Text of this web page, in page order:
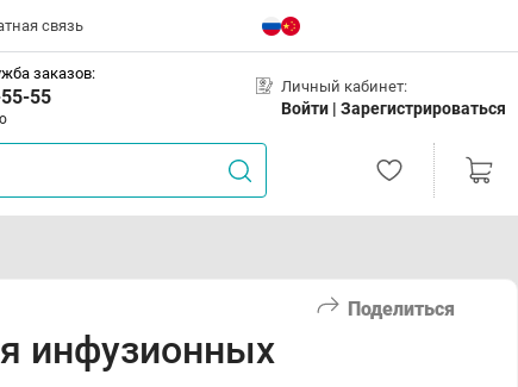
связь
заказов:
55 Личный кабинет:
Войти | Зарегистрироваться
Поделиться
инфузионных